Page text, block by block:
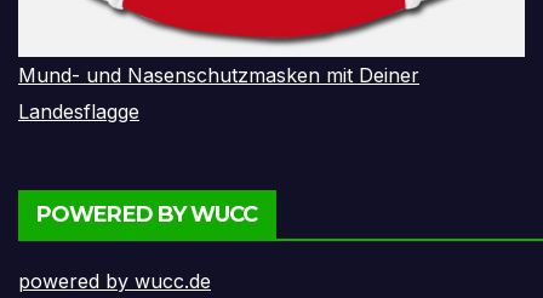
Mund- und Nasenschutzmasken mit Deiner
Landesflagge
POWERED BY WUCC
powered by wucc.de